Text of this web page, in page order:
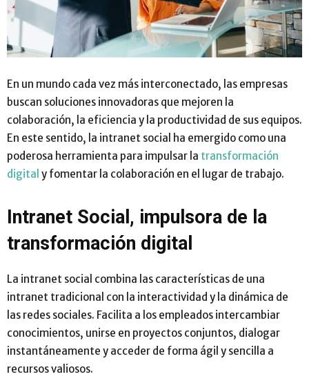
En un mundo cada vez más interconectado, las empresas
buscan soluciones innovadoras que mejoren la
colaboración, la eficiencia y la productividad de sus equipos.
En este sentido, la intranet social ha emergido como una
poderosa herramienta para impulsar la transformación
digital y fomentar la colaboración en el lugar de trabajo.
Intranet Social, impulsora de la
transformación digital
La intranet social combina las características de una
intranet tradicional con la interactividad y la dinámica de
las redes sociales. Facilita a los empleados intercambiar
conocimientos, unirse en proyectos conjuntos, dialogar
instantáneamente y acceder de forma ágil y sencilla a
recursos valiosos.